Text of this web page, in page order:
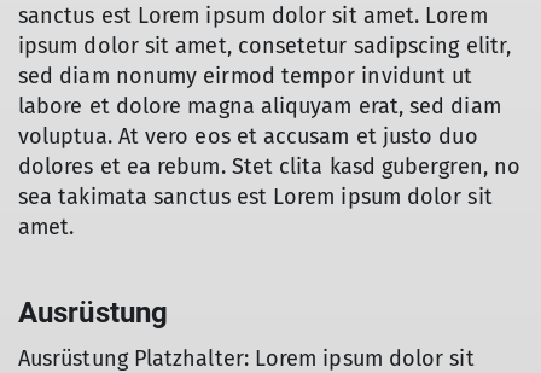
sanctus est Lorem ipsum dolor sit amet. Lorem
ipsum dolor sit amet, consetetur sadipscing elitr,
sed diam nonumy eirmod tempor invidunt ut
labore et dolore magna aliquyam erat, sed diam
voluptua. At vero eos et accusam et justo duo
dolores et ea rebum. Stet clita kasd gubergren, no
sea takimata sanctus est Lorem ipsum dolor sit
amet.
Ausrüstung
Ausrüstung Platzhalter: Lorem ipsum dolor sit